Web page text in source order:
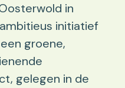
in
initiatief
groene,
gelegen in de